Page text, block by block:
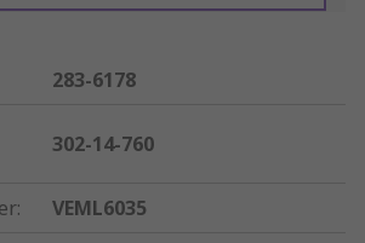
283-6178
302-14-760
:
VEML6035